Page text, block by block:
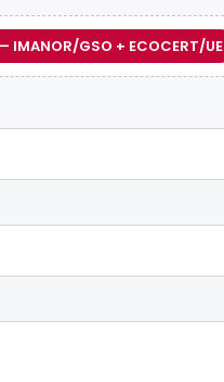
GSO + ECOCERT/UE